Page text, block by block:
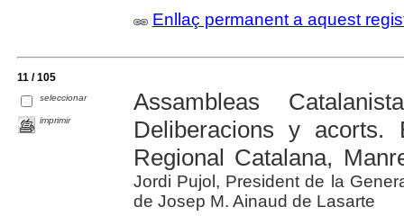
Enllaç permanent a aquest
11 / 105
seleccionar
imprimir
Assambleas
Deliberacions y
Regional Catalana,
Jordi Pujol, President de la
de Josep M. Ainaud de Lasarte